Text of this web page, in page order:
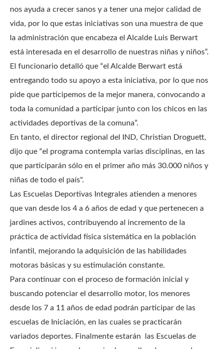
nos ayuda a crecer sanos y a tener una mejor calidad de
vida, por lo que estas iniciativas son una muestra de que
la administración que encabeza el Alcalde Luis Berwart
está interesada en el desarrollo de nuestras niñas y niños”.
El funcionario detalló que “el Alcalde Berwart está
entregando todo su apoyo a esta iniciativa, por lo que nos
pide que participemos de la mejor manera, convocando a
toda la comunidad a participar junto con los chicos en las
actividades deportivas de la comuna”.
En tanto, el director regional del IND, Christian Droguett,
dijo que “el programa contempla varias disciplinas, en las
que participarán sólo en el primer año más 30.000 niños y
niñas de todo el país".
Las Escuelas Deportivas Integrales atienden a menores
que van desde los 4 a 6 años de edad y que pertenecen a
jardines activos, contribuyendo al incremento de la
práctica de actividad física sistemática en la población
infantil, mejorando la adquisición de las habilidades
motoras básicas y su estimulación constante.
Para continuar con el proceso de formación inicial y
buscando potenciar el desarrollo motor, los menores
desde los 7 a 11 años de edad podrán participar de las
escuelas de Iniciación, en las cuales se practicarán
variados deportes. Finalmente estarán las Escuelas de